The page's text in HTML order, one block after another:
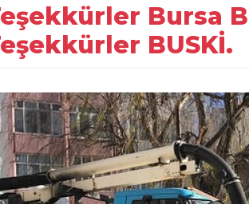
Bursa
BUSKİ.